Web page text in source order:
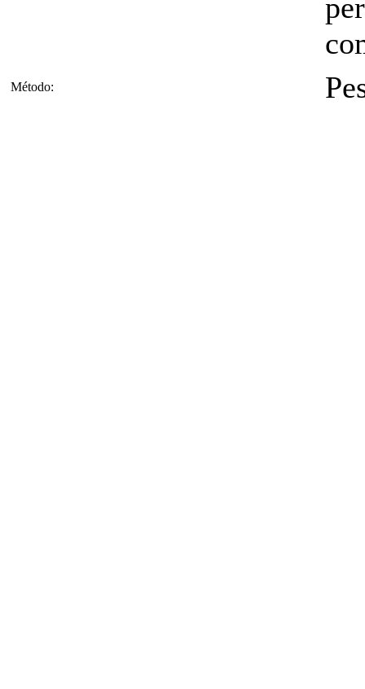
Método: